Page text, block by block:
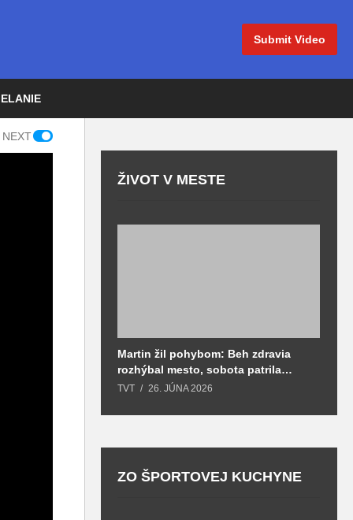
Submit Video
ŽIVOT V MESTE
Martin žil pohybom: Beh zdravia
rozhýbal mesto, sobota patrila
zdraviu a prevencii
TVT 26. JÚNA 2026
ZO ŠPORTOVEJ KUCHYNE